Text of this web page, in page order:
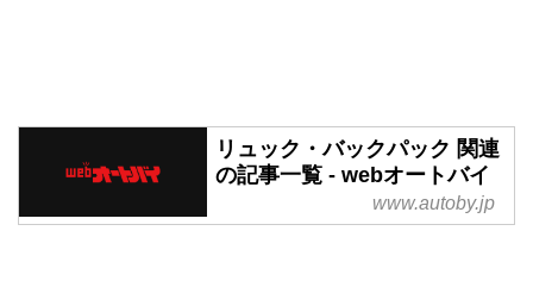
リュック・バックパック 関連
の記事一覧 - webオートバイ
www.autoby.jp